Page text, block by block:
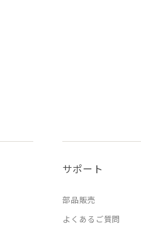
サポート
部品販売
よくあるご質問